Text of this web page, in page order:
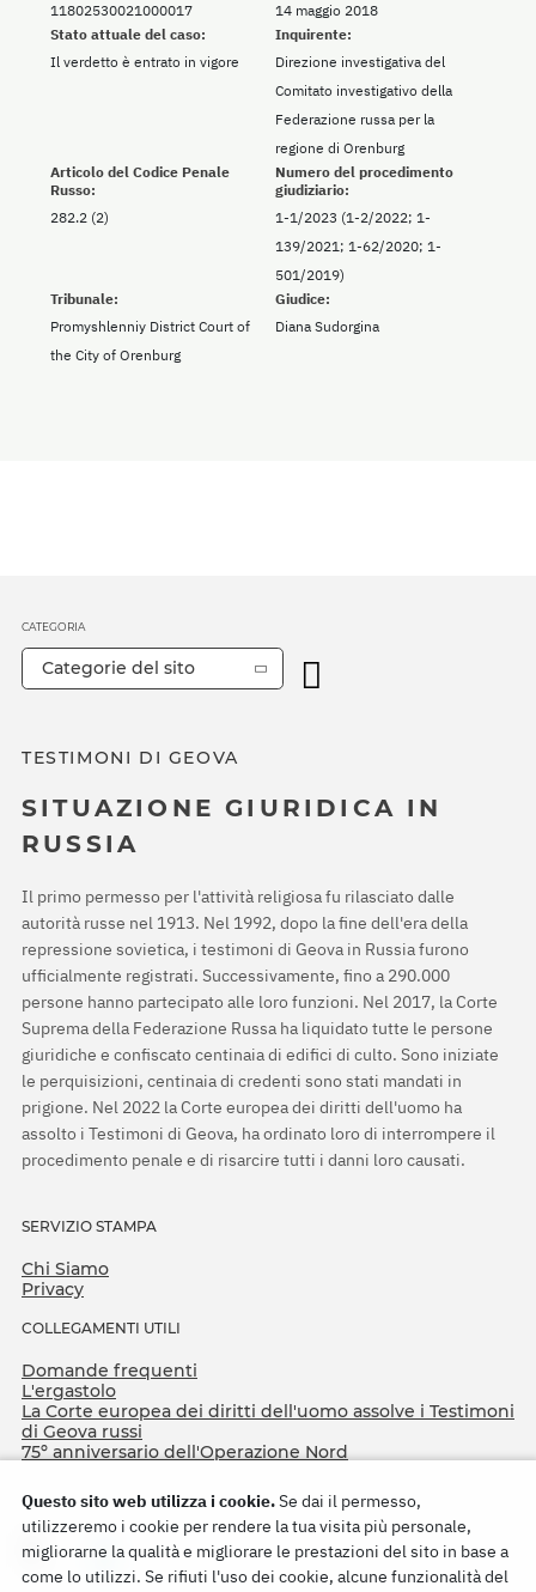
11802530021000017
14 maggio 2018
Stato attuale del caso:
Il verdetto è entrato in vigore
Inquirente:
Direzione investigativa del
Comitato investigativo della
Federazione russa per la
regione di Orenburg
Articolo del Codice Penale
Russo:
282.2 (2)
Numero del procedimento
giudiziario:
1-1/2023 (1-2/2022; 1-
139/2021; 1-62/2020; 1-
501/2019)
Tribunale:
Promyshlenniy District Court of
the City of Orenburg
Giudice:
Diana Sudorgina
TESTIMONI DI GEOVA
SITUAZIONE GIURIDICA IN
RUSSIA
Il primo permesso per l'attività religiosa fu rilasciato dalle
autorità russe nel 1913. Nel 1992, dopo la fine dell'era della
repressione sovietica, i testimoni di Geova in Russia furono
ufficialmente registrati. Successivamente, fino a 290.000
persone hanno partecipato alle loro funzioni. Nel 2017, la Corte
Suprema della Federazione Russa ha liquidato tutte le persone
giuridiche e confiscato centinaia di edifici di culto. Sono iniziate
le perquisizioni, centinaia di credenti sono stati mandati in
prigione. Nel 2022 la Corte europea dei diritti dell'uomo ha
assolto i Testimoni di Geova, ha ordinato loro di interrompere il
procedimento penale e di risarcire tutti i danni loro causati.
SERVIZIO STAMPA
Chi Siamo
Privacy
COLLEGAMENTI UTILI
Domande frequenti
L'ergastolo
La Corte europea dei diritti dell'uomo assolve i Testimoni
di Geova russi
75º anniversario dell'Operazione Nord
CATEGORIA
Categorie del sito
Questo sito web utilizza i cookie.Se dai il permesso,
utilizzeremo i cookie per rendere la tua visita più personale,
migliorarne la qualità e migliorare le prestazioni del sito in base a
come lo utilizzi. Se rifiuti l'uso dei cookie, alcune funzionalità del